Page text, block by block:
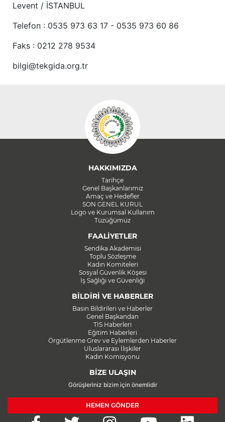
Levent / İSTANBUL
Telefon : 0535 973 63 17 - 0535 973 60 86
Faks : 0212 278 9534
bilgi@tekgida.org.tr
HAKKIMIZDA
Tarihçe
Genel Başkanlarımız
Amaç ve Hedefler
SON GENEL KURUL
Logo ve Kurumsal Kullanım
Tüzüğümüz
FAALİYETLER
Sendika Akademisi
Toplu Sözleşme
Kadın Komiteleri
Sosyal Güvenlik Köşesi
İş Sağlığı ve Güvenliği
BİLDİRİ VE HABERLER
Basın Bildirileri ve Haberler
Genel Başkandan
TİS Haberleri
Eğitim Haberleri
Örgütlenme Grev ve Eylemlerden Haberler
Uluslararası İlişkiler
Kadın Komisyonu
BİZE ULAŞIN
Görüşleriniz bizim için önemlidir
HEMEN GÖNDER